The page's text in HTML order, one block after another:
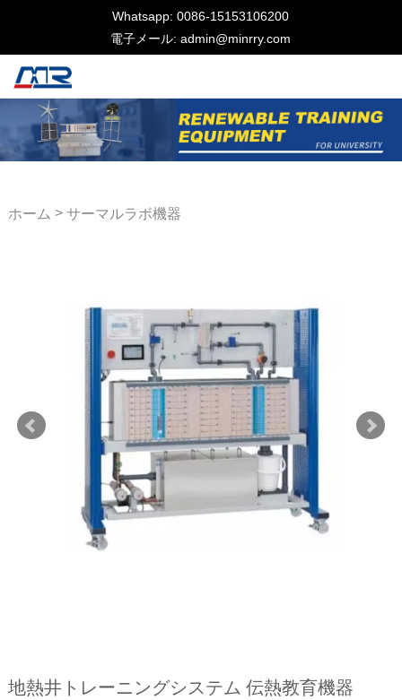
Whatsapp: 0086-15153106200
電子メール: admin@minrry.com
ホーム > サーマルラボ機器
地熱井トレーニングシステム 伝熱教育機器